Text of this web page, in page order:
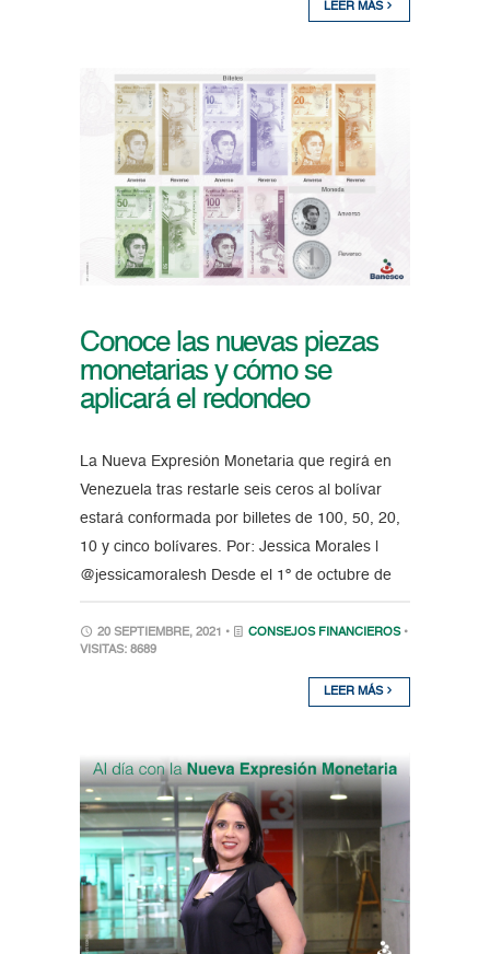
LEER MÁS
Conoce las nuevas piezas
monetarias y cómo se
aplicará el redondeo
La Nueva Expresión Monetaria que regirá en
Venezuela tras restarle seis ceros al bolívar
estará conformada por billetes de 100, 50, 20,
10 y cinco bolívares. Por: Jessica Morales |
@jessicamoralesh Desde el 1º de octubre de
20 SEPTIEMBRE, 2021 • CONSEJOS FINANCIEROS •
VISITAS: 8689
LEER MÁS